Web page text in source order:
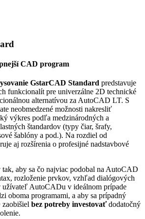
CAD program
GstarCAD Standard predstavuje
funkcionalít pre univerzálne 2D technické
alternatívou za AutoCAD LT. S
neobmedzené možnosti nakresliť
výkres podľa medzinárodných a
štandardov (typy čiar, šrafy,
šablóny a pod.). Na rozdiel od
aj rozšírenia o profesijné nadstavbové
aby sa čo najviac podobal na AutoCAD
rozloženie prvkov, vzhľad dialógových
AutoCADu v ideálnom prípade
oboma programami, a aby sa prípadný
bez potreby investovaťdodatočný